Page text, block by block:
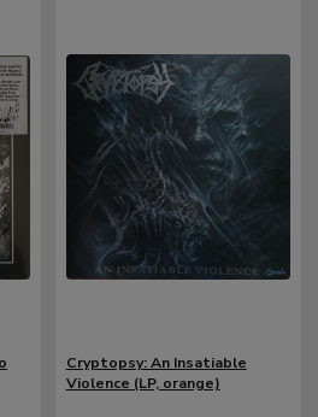
Cryptopsy: An Insatiable
Violence (LP, orange)